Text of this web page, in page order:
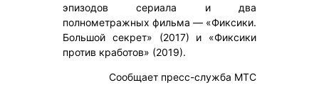
эпизодов сериала и два
полнометражных фильма — «Фиксики.
Большой секрет» (2017) и «Фиксики
против кработов» (2019).
Сообщает пресс-служба МТС